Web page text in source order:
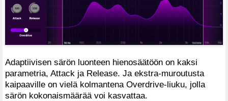
Adaptiivisen särön luonteen hienosäätöön on kaksi
parametria, Attack ja Release. Ja ekstra-muroutusta
kaipaaville on vielä kolmantena Overdrive-liuku, jolla
särön kokonaismäärää voi kasvattaa.